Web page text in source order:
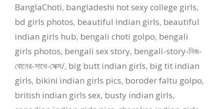
BanglaChoti, bangladeshi hot sexy college girls,
bd girls photos, beautiful indian girls, beautiful
indian girls hub, bengali choti golpo, bengali
girls photos, bengali sex story, bengali-story-নিজ-
বোনের-সাথে-সেক্স/, big butt indian girls, big tit indian
girls, bikini indian girls pics, boroder faltu golpo,
british indian girls sex, busty indian girls,